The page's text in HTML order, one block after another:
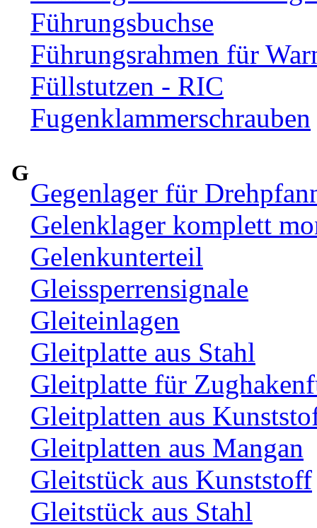
Führungsbuchse
Führungsrahmen für
Füllstutzen - RIC
Fugenklammerschrauben
G
Gegenlager für
Gelenklager komplett
Gelenkunterteil
Gleissperrensignale
Gleiteinlagen
Gleitplatte aus Stahl
Gleitplatte für
Gleitplatten aus
Gleitplatten aus Mangan
Gleitstück aus Kunststoff
Gleitstück aus Stahl